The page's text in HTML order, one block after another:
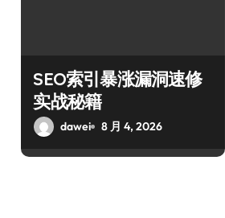
SEO索引暴涨漏洞速修
实战秘籍
dawei 8 月 4, 2026